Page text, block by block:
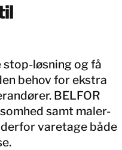
løsning og få
behov for ekstra
BELFOR
samt maler-
varetage både